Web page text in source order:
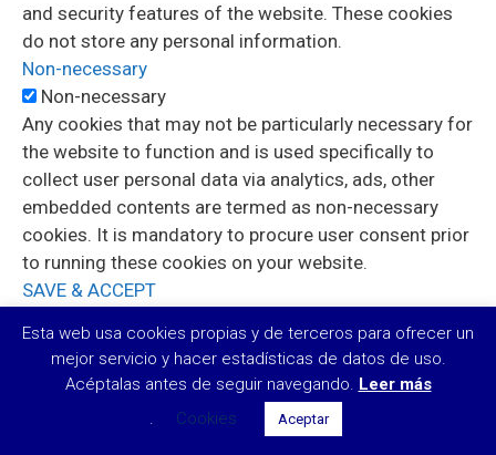
Esta web usa cookies propias y de terceros para ofrecer un
mejor servicio y hacer estadísticas de datos de uso.
Acéptalas antes de seguir navegando. Leer más
.
Cookies Aceptar
and security features of the website. These cookies
do not store any personal information.
Non-necessary
Non-necessary
Any cookies that may not be particularly necessary for
the website to function and is used specifically to
collect user personal data via analytics, ads, other
embedded contents are termed as non-necessary
cookies. It is mandatory to procure user consent prior
to running these cookies on your website.
SAVE & ACCEPT